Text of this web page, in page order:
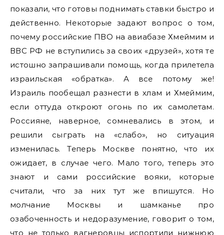
показали, что готовы поднимать ставки быстро и
действенно. Некоторые задают вопрос о том,
почему российские ПВО на авиабазе Хмеймим и
ВВС РФ не вступились за своих «друзей», хотя те
истошно запрашивали помощь, когда прилетела
израильская «обратка». А все потому же!
Израиль пообещал разнести в хлам и Хмеймим,
если оттуда откроют огонь по их самолетам.
Россияне, наверное, сомневались в этом, и
решили сыграть на «слабо», но ситуация
изменилась. Теперь Москве понятно, что их
ожидает, в случае чего. Мало того, теперь это
знают и сами российские вояки, которые
считали, что за них тут же впишутся. Но
молчание Москвы и шамканье про
озабоченность и недоразумение, говорит о том,
что не только вагнеровцы испортили нижнюю